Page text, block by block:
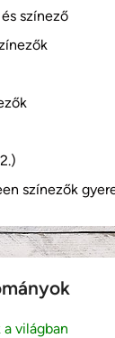
színező
színezők
a világban